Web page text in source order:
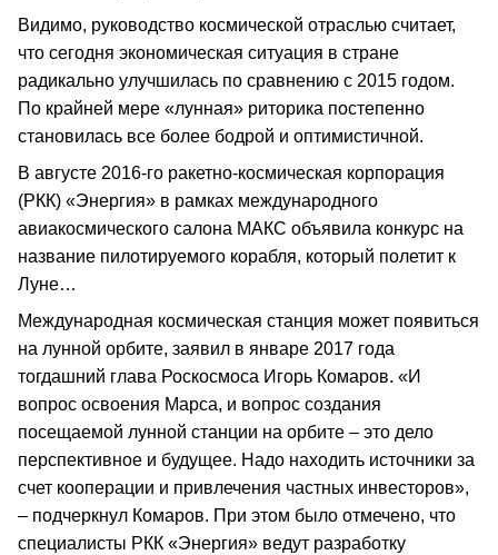
Видимо, руководство космической отраслью считает,
что сегодня экономическая ситуация в стране
радикально улучшилась по сравнению с 2015 годом.
По крайней мере «лунная» риторика постепенно
становилась все более бодрой и оптимистичной.
В августе 2016-го ракетно-космическая корпорация
(РКК) «Энергия» в рамках международного
авиакосмического салона МАКС объявила конкурс на
название пилотируемого корабля, который полетит к
Луне…
Международная космическая станция может появиться
на лунной орбите, заявил в январе 2017 года
тогдашний глава Роскосмоса Игорь Комаров. «И
вопрос освоения Марса, и вопрос создания
посещаемой лунной станции на орбите – это дело
перспективное и будущее. Надо находить источники за
счет кооперации и привлечения частных инвесторов»,
– подчеркнул Комаров. При этом было отмечено, что
специалисты РКК «Энергия» ведут разработку